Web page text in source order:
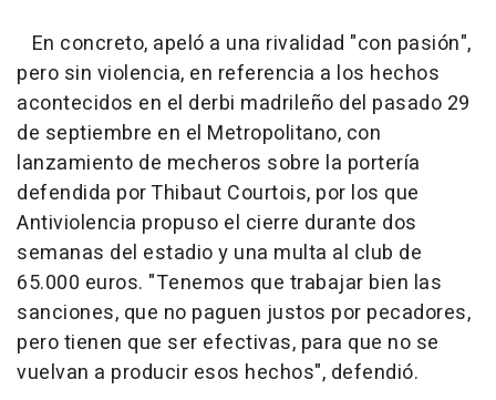
En concreto, apeló a una rivalidad "con pasión",
pero sin violencia, en referencia a los hechos
acontecidos en el derbi madrileño del pasado 29
de septiembre en el Metropolitano, con
lanzamiento de mecheros sobre la portería
defendida por Thibaut Courtois, por los que
Antiviolencia propuso el cierre durante dos
semanas del estadio y una multa al club de
65.000 euros. "Tenemos que trabajar bien las
sanciones, que no paguen justos por pecadores,
pero tienen que ser efectivas, para que no se
vuelvan a producir esos hechos", defendió.